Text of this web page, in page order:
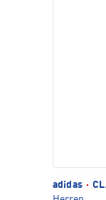
adidas ·